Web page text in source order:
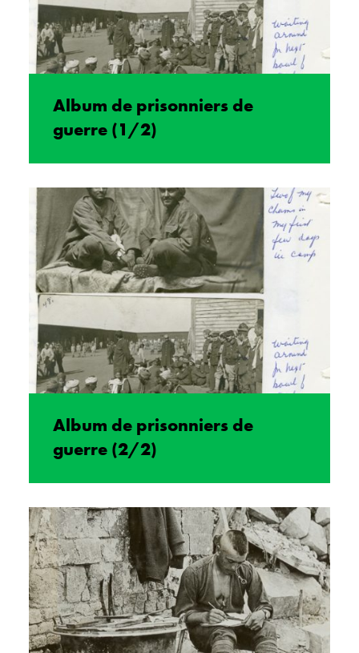
Album de prisonniers de
guerre (1/2)
Album de prisonniers de
guerre (2/2)